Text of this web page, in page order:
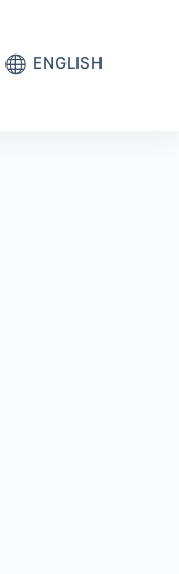
ENGLISH